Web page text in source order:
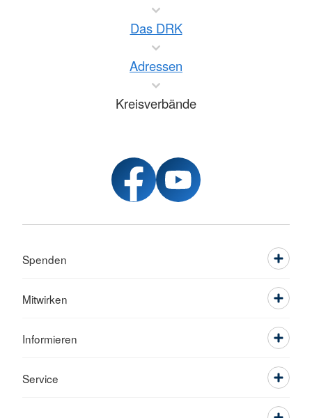
Das DRK
Adressen
Kreisverbände
Spenden
Mitwirken
Informieren
Service